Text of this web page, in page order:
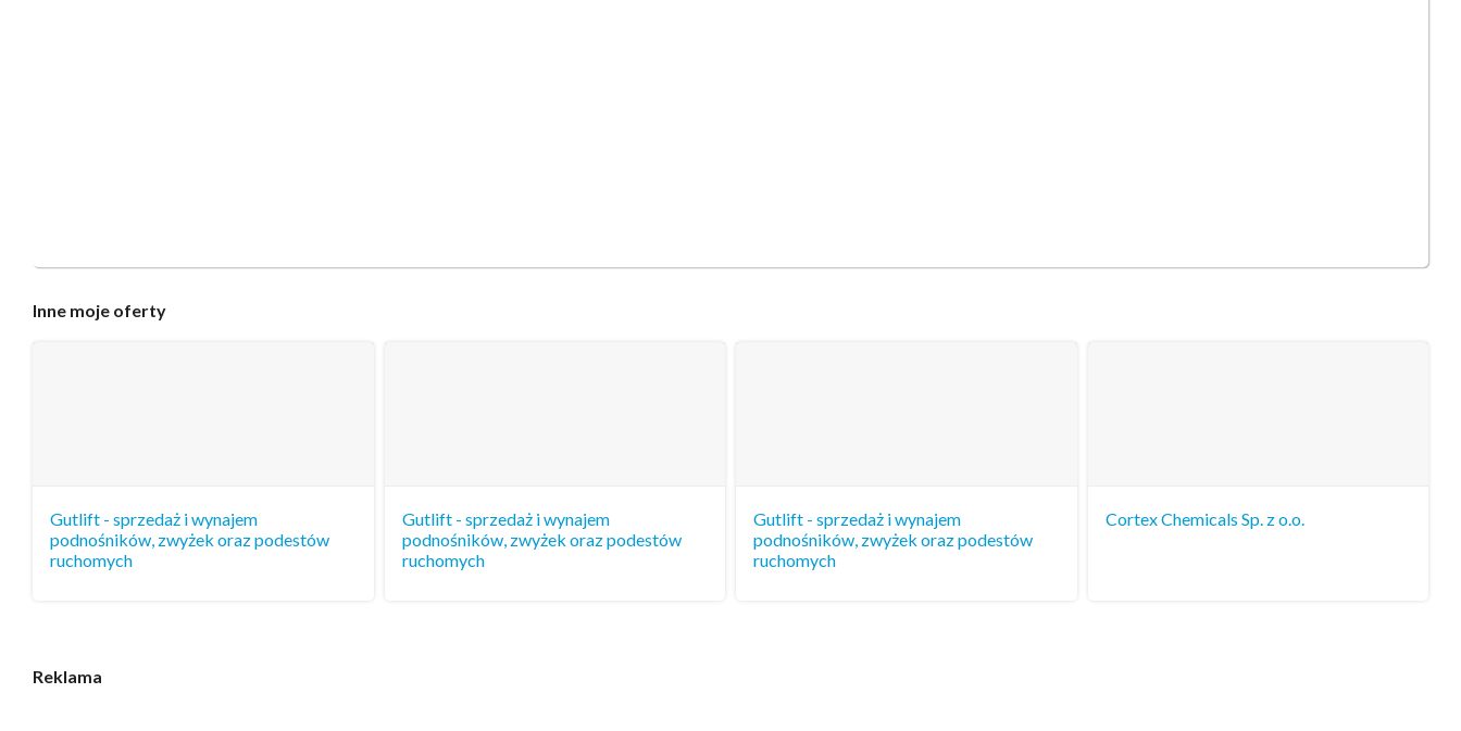
Inne moje oferty
Gutlift - sprzedaż i wynajem
podnośników, zwyżek oraz podestów
ruchomych
Gutlift - sprzedaż i wynajem
podnośników, zwyżek oraz podestów
ruchomych
Gutlift - sprzedaż i wynajem
podnośników, zwyżek oraz podestów
ruchomych
Cortex Chemicals Sp. z o.o.
Reklama